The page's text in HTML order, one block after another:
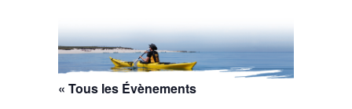
« Tous les Évènements